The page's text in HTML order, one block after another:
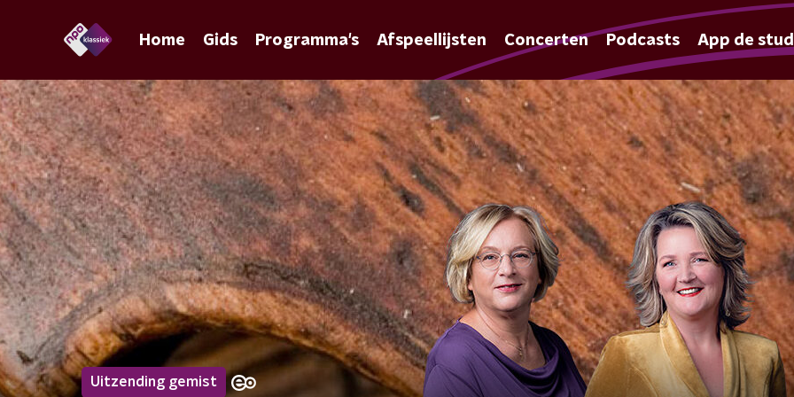
Home Gids Programma's Afspeellijsten Concerten Podcasts App de
Uitzending gemist